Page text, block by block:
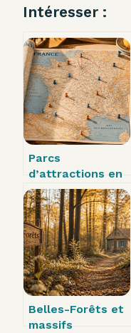
Intéresser :
Parcs
d’attractions en
France : 5 zones
stratégiques pour
planifier votre
itinéraire et
réduire vos coûts
Belles-Forêts et
massifs